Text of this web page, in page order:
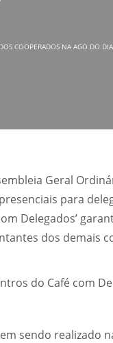
COOPERADOS NA AGO DO
Geral
para
Delegados’
dos demais
do Café com
sendo realizado